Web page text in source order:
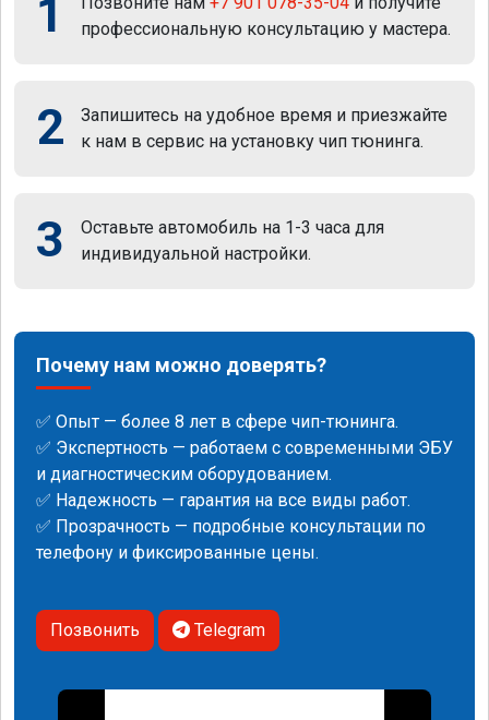
1
профессиональную консультацию у мастера.
2
Запишитесь на удобное время и приезжайте
к нам в сервис на установку чип тюнинга.
3
Оставьте автомобиль на 1-3 часа для
индивидуальной настройки.
Почему нам можно доверять?
✅ Опыт — более 8 лет в сфере чип-тюнинга.
✅ Экспертность — работаем с современными ЭБУ
и диагностическим оборудованием.
✅ Надежность — гарантия на все виды работ.
✅ Прозрачность — подробные консультации по
телефону и фиксированные цены.
Позвонить Telegram